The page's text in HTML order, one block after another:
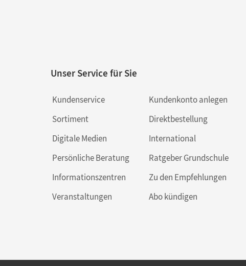
Unser Service für Sie
Kundenservice
Sortiment
Digitale Medien
Persönliche Beratung
Informationszentren
Veranstaltungen
Kundenkonto anlegen
Direktbestellung
International
Ratgeber Grundschule
Zu den Empfehlungen
Abo kündigen